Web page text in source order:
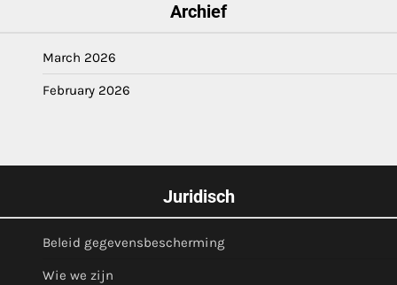
Archief
March 2026
February 2026
Juridisch
Beleid gegevensbescherming
Wie we zijn